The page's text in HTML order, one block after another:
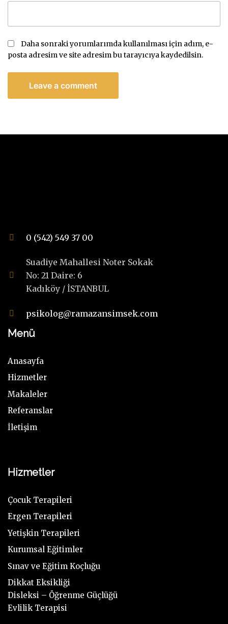
Daha sonraki yorumlarımda kullanılması için adım, e-
posta adresim ve site adresim bu tarayıcıya kaydedilsin.
0 (542) 549 37 00
Suadiye Mahallesi Noter Sokak
No: 21 Daire: 6
Kadıköy / İSTANBUL
psikolog@ramazansimsek.com
Menü
Anasayfa
Hizmetler
Makaleler
Referanslar
İletişim
Hizmetler
Çocuk Terapileri
Ergen Terapileri
Yetişkin Terapileri
Kurumsal Eğitimler
Sınav ve Eğitim Koçluğu
Dikkat Eksikliği
Disleksi – Öğrenme Güçlüğü
Evlilik Terapisi